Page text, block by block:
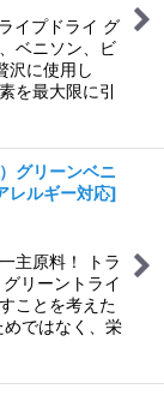
イプドライ グ
ベニソン、ビ
沢に使用し
を最大限に引
グリーンベニ
レルギー対応]
主原料！ トラ
リーントライ
ことを考えた
めではなく、栄